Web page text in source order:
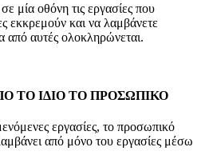
μία οθόνη τις εργασίες που
εκκρεμούν και να λαμβάνετε
από αυτές ολοκληρώνεται.
ΤΟ ΙΔΙΟ ΤΟ ΠΡΟΣΩΠΙΚΟ
εργασίες, το προσωπικό
από μόνο του εργασίες μέσω